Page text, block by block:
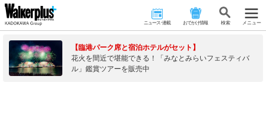
ニュース･連載 おでかけ情報 検 索 メニュー
【臨港パーク席と宿泊ホテルがセット】
花火を間近で堪能できる！「みなとみらいフェスティバ
ル」鑑賞ツアーを販売中